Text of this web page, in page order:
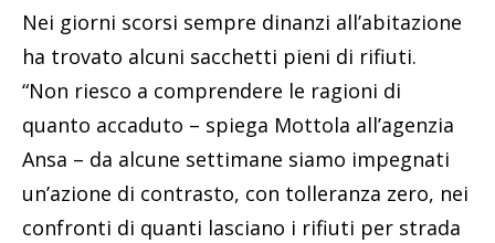
Nei giorni scorsi sempre dinanzi all’abitazione
ha trovato alcuni sacchetti pieni di rifiuti.
“Non riesco a comprendere le ragioni di
quanto accaduto – spiega Mottola all’agenzia
Ansa – da alcune settimane siamo impegnati
un’azione di contrasto, con tolleranza zero, nei
confronti di quanti lasciano i rifiuti per strada